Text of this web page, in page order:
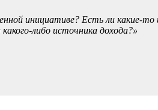
инициативе? Есть ли какие-то
либо источни­ка дохода?»